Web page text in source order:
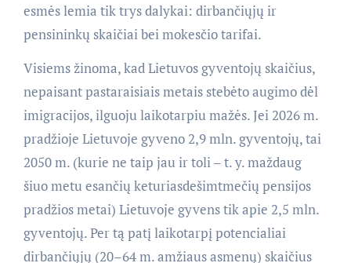
esmės lemia tik trys dalykai: dirbančiųjų ir
pensininkų skaičiai bei mokesčio tarifai.
Visiems žinoma, kad Lietuvos gyventojų skaičius,
nepaisant pastaraisiais metais stebėto augimo dėl
imigracijos, ilguoju laikotarpiu mažės. Jei 2026 m.
pradžioje Lietuvoje gyveno 2,9 mln. gyventojų, tai
2050 m. (kurie ne taip jau ir toli – t. y. maždaug
šiuo metu esančių keturiasdešimtmečių pensijos
pradžios metai) Lietuvoje gyvens tik apie 2,5 mln.
gyventojų. Per tą patį laikotarpį potencialiai
dirbančiųjų (20–64 m. amžiaus asmenų) skaičius